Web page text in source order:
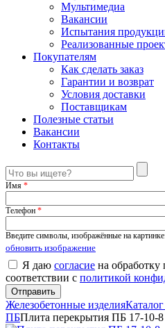
Мультимедиа
Вакансии
Испытания
Реализованные
Покупателям
Как сделать заказ
Гарантии и возврат
Условия доставки
Поставщикам
Полезные статьи
Вакансии
Контакты
Имя *
Телефон *
Введите символы, изображённые на
обновить изображение
Я даю согласие на
соответствии с политикой
Железобетонные изделия
ПБПлита перекрытия ПБ 17-10-8